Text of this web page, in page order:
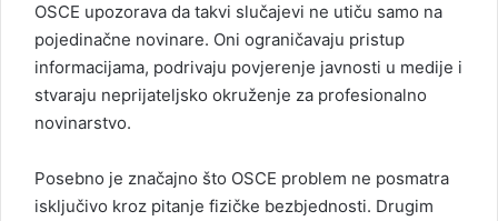
OSCE upozorava da takvi slučajevi ne utiču samo na
pojedinačne novinare. Oni ograničavaju pristup
informacijama, podrivaju povjerenje javnosti u medije i
stvaraju neprijateljsko okruženje za profesionalno
novinarstvo.
Posebno je značajno što OSCE problem ne posmatra
isključivo kroz pitanje fizičke bezbjednosti. Drugim